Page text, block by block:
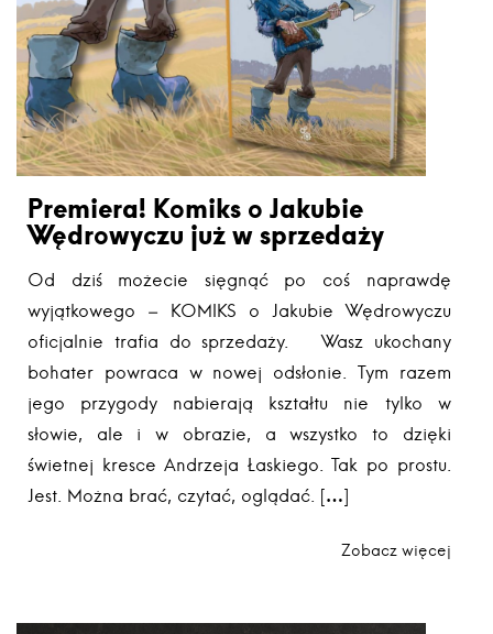
Premiera! Komiks o Jakubie
Wędrowyczu już w sprzedaży
Od dziś możecie sięgnąć po coś naprawdę
wyjątkowego – KOMIKS o Jakubie Wędrowyczu
oficjalnie trafia do sprzedaży. Wasz ukochany
bohater powraca w nowej odsłonie. Tym razem
jego przygody nabierają kształtu nie tylko w
słowie, ale i w obrazie, a wszystko to dzięki
świetnej kresce Andrzeja Łaskiego. Tak po prostu.
Jest. Można brać, czytać, oglądać. […]
Zobacz więcej